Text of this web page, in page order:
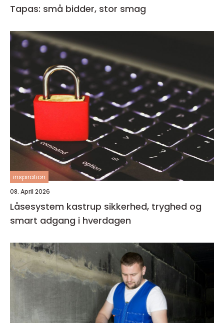
Tapas: små bidder, stor smag
inspiration
08. April 2026
Låsesystem kastrup sikkerhed, tryghed og
smart adgang i hverdagen